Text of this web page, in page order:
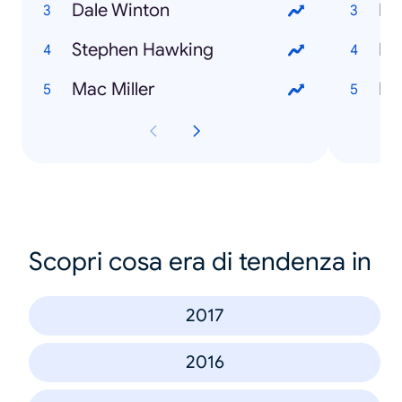
Dale Winton
Stephen Hawking
Mac Miller
Scopri cosa era di tendenza in
2017
2016